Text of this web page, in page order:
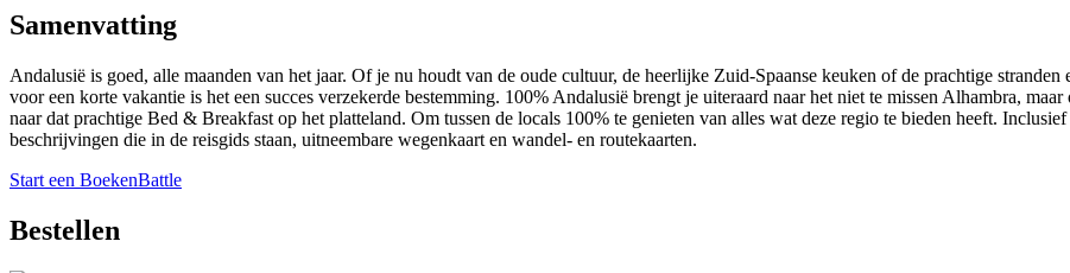
Samenvatting
Andalusië is goed, alle maanden van het jaar. Of je nu houdt van de oude cultuur, de heerlijke Zuid-Spaanse keuken of de prachtige
voor een korte vakantie is het een succes verzekerde bestemming. 100% Andalusië brengt je uiteraard naar het niet te missen Alhambra,
naar dat prachtige Bed & Breakfast op het platteland. Om tussen de locals 100% te genieten van alles wat deze regio te bieden heeft.
beschrijvingen die in de reisgids staan, uitneembare wegenkaart en wandel- en routekaarten.
Start een BoekenBattle
Bestellen